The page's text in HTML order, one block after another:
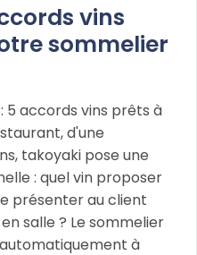
vins
sommelier
5 accords vins prêts à
d'une
takoyaki pose une
: quel vin proposer
présenter au client
salle ? Le sommelier
à